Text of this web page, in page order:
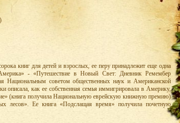
книг для детей и взрослых, ее перу принадлежит еще одна
- «Путешествие в Новый Свет: Дневник Ремембер
Национальным советом общественных наук и Американской
описала, как ее собственная семья иммигрировала в Америку,
(книга получила Национальную еврейскую книжную премию)
лесов». Ее книга «Подслащая время» получила почетную